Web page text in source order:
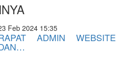
Feb 2024 15:35
ADMIN WEBSITE